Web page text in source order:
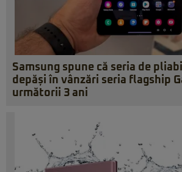
Samsung spune că seria de
depăși în vânzări seria flagship
următorii 3 ani